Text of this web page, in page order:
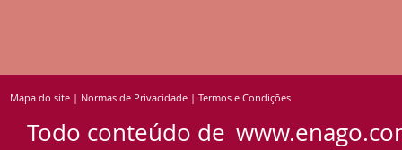
Mapa do site | Normas de Privacidade | Termos e Condições
Todo conteúdo de